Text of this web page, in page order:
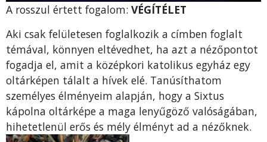
A rosszul értett fogalom: VÉGÍTÉLET
Aki csak felületesen foglalkozik a címben foglalt
témával, könnyen eltévedhet, ha azt a nézőpontot
fogadja el, amit a középkori katolikus egyház egy
oltárképen tálalt a hívek elé. Tanúsíthatom
személyes élményeim alapján, hogy a Sixtus
kápolna oltárképe a maga lenyűgöző valóságában,
hihetetlenül erős és mély élményt ad a nézőknek.